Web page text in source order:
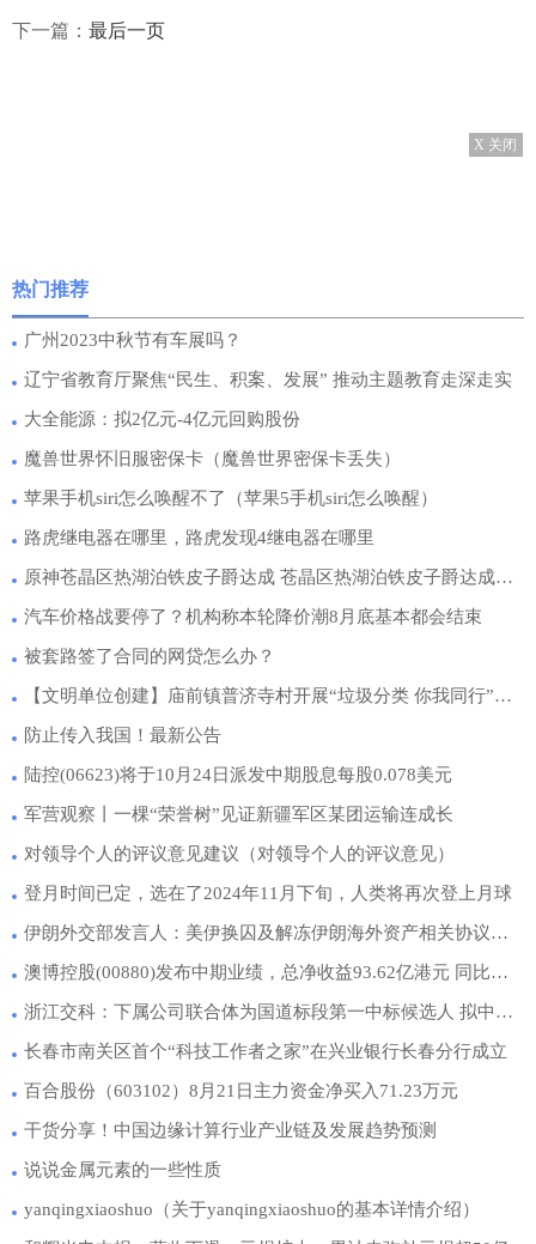
下一篇： 最后一页
X 关闭
热门推荐
广州2023中秋节有车展吗？
辽宁省教育厅聚焦“民生、积案、发展” 推动主题教育走深走实
大全能源：拟2亿元-4亿元回购股份
魔兽世界怀旧服密保卡（魔兽世界密保卡丢失）
苹果手机siri怎么唤醒不了（苹果5手机siri怎么唤醒）
路虎继电器在哪里，路虎发现4继电器在哪里
原神苍晶区热湖泊铁皮子爵达成 苍晶区热湖泊铁皮子爵达成流程
汽车价格战要停了？机构称本轮降价潮8月底基本都会结束
被套路签了合同的网贷怎么办？
【文明单位创建】庙前镇普济寺村开展“垃圾分类 你我同行”知识科普活动
防止传入我国！最新公告
陆控(06623)将于10月24日派发中期股息每股0.078美元
军营观察丨一棵“荣誉树”见证新疆军区某团运输连成长
对领导个人的评议意见建议（对领导个人的评议意见）
登月时间已定，选在了2024年11月下旬，人类将再次登上月球
伊朗外交部发言人：美伊换囚及解冻伊朗海外资产相关协议执行期最多为两个月
澳博控股(00880)发布中期业绩，总净收益93.62亿港元 同比增加126.7%
浙江交科：下属公司联合体为国道标段第一中标候选人 拟中标金额16.26亿元
长春市南关区首个“科技工作者之家”在兴业银行长春分行成立
百合股份（603102）8月21日主力资金净买入71.23万元
干货分享！中国边缘计算行业产业链及发展趋势预测
说说金属元素的一些性质
yanqingxiaoshuo（关于yanqingxiaoshuo的基本详情介绍）